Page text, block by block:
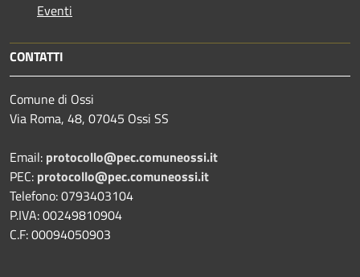
Eventi
CONTATTI
Comune di Ossi
Via Roma, 48, 07045 Ossi SS
Email: protocollo@pec.comuneossi.it
PEC: protocollo@pec.comuneossi.it
Telefono: 0793403104
P.IVA: 00249810904
C.F: 00094050903